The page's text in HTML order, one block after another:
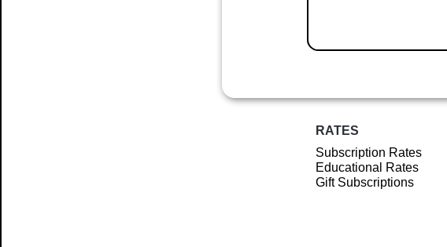
RATES
Subscription Rates
Educational Rates
Gift Subscriptions